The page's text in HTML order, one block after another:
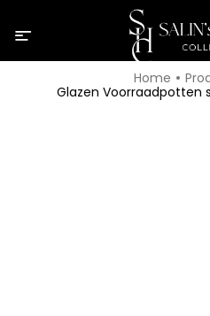
Home
Glazen Voorraadpotten